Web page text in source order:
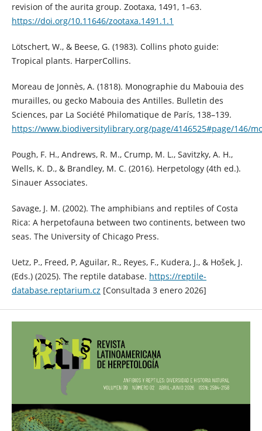
revision of the aurita group. Zootaxa, 1491, 1–63.
https://doi.org/10.11646/zootaxa.1491.1.1
Lötschert, W., & Beese, G. (1983). Collins photo guide:
Tropical plants. HarperCollins.
Moreau de Jonnès, A. (1818). Monographie du Mabouia des
murailles, ou gecko Mabouia des Antilles. Bulletin des
Sciences, par La Société Philomatique de París, 138–139.
https://www.biodiversitylibrary.org/page/4146525#page/146/
Pough, F. H., Andrews, R. M., Crump, M. L., Savitzky, A. H.,
Wells, K. D., & Brandley, M. C. (2016). Herpetology (4th ed.).
Sinauer Associates.
Savage, J. M. (2002). The amphibians and reptiles of Costa
Rica: A herpetofauna between two continents, between two
seas. The University of Chicago Press.
Uetz, P., Freed, P, Aguilar, R., Reyes, F., Kudera, J., & Hošek, J.
(Eds.) (2025). The reptile database. https://reptile-
database.reptarium.cz [Consultada 3 enero 2026]